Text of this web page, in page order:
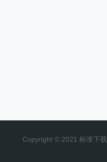
Copyright © 2021 标准下